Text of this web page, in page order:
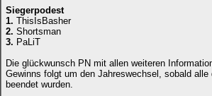
Siegerpodest
1. ThisIsBasher
2. Shortsman
3. PaLiT
Die glückwunsch PN mit allen weiteren
Gewinns folgt um den Jahreswechsel, sobald alle
beendet wurden.